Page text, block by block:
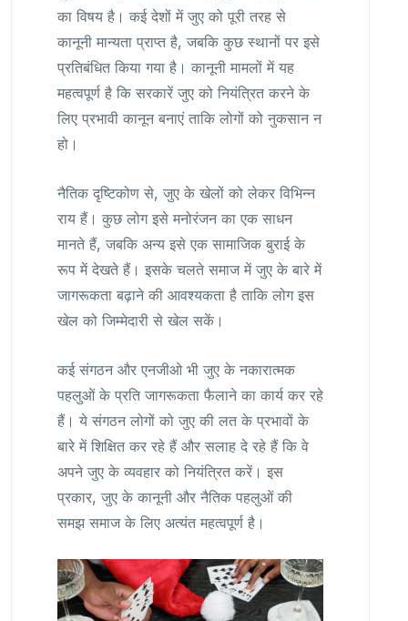
का विषय है। कई देशों में जुए को पूरी तरह से
कानूनी मान्यता प्राप्त है, जबकि कुछ स्थानों पर इसे
प्रतिबंधित किया गया है। कानूनी मामलों में यह
महत्वपूर्ण है कि सरकारें जुए को नियंत्रित करने के
लिए प्रभावी कानून बनाएं ताकि लोगों को नुकसान न
हो।
नैतिक दृष्टिकोण से, जुए के खेलों को लेकर विभिन्न
राय हैं। कुछ लोग इसे मनोरंजन का एक साधन
मानते हैं, जबकि अन्य इसे एक सामाजिक बुराई के
रूप में देखते हैं। इसके चलते समाज में जुए के बारे में
जागरूकता बढ़ाने की आवश्यकता है ताकि लोग इस
खेल को जिम्मेदारी से खेल सकें।
कई संगठन और एनजीओ भी जुए के नकारात्मक
पहलुओं के प्रति जागरूकता फैलाने का कार्य कर रहे
हैं। ये संगठन लोगों को जुए की लत के प्रभावों के
बारे में शिक्षित कर रहे हैं और सलाह दे रहे हैं कि वे
अपने जुए के व्यवहार को नियंत्रित करें। इस
प्रकार, जुए के कानूनी और नैतिक पहलुओं की
समझ समाज के लिए अत्यंत महत्वपूर्ण है।